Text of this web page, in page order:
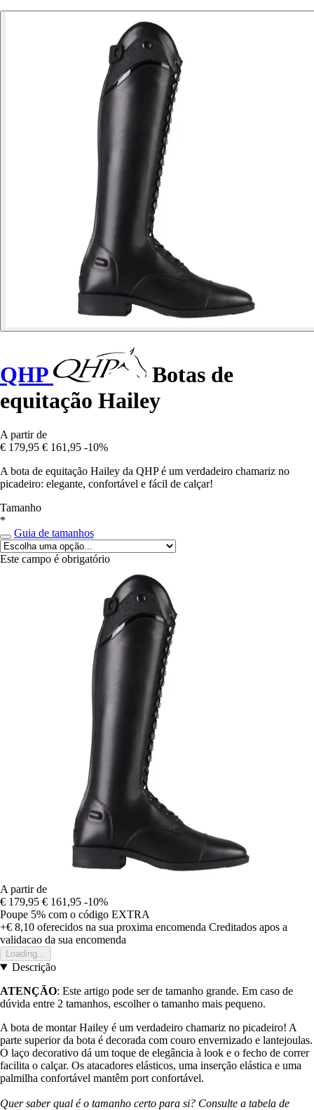
QHP
Botas de
equitação Hailey
A partir de
€ 179,95 € 161,95 -10%
A bota de equitação Hailey da QHP é um verdadeiro chamariz no
picadeiro: elegante, confortável e fácil de calçar!
Tamanho
*
Guia de tamanhos
Este campo é obrigatório
A partir de
€ 179,95 € 161,95 -10%
Poupe 5% com o código EXTRA
+€ 8,10 oferecidos na sua proxima encomenda Creditados apos a
validacao da sua encomenda
Loading...
Descrição
ATENÇÃO: Este artigo pode ser de tamanho grande. Em caso de
dúvida entre 2 tamanhos, escolher o tamanho mais pequeno.
A bota de montar Hailey é um verdadeiro chamariz no picadeiro! A
parte superior da bota é decorada com couro envernizado e lantejoulas.
O laço decorativo dá um toque de elegância à look e o fecho de correr
facilita o calçar. Os atacadores elásticos, uma inserção elástica e uma
palmilha confortável mantêm port confortável.
Quer saber qual é o tamanho certo para si? Consulte a tabela de